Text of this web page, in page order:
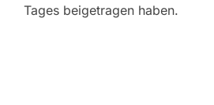
Tages beigetragen haben.